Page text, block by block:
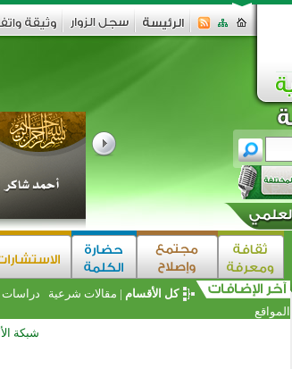
كل الأقسام | مقالات شرعية
المواقع
شبكة